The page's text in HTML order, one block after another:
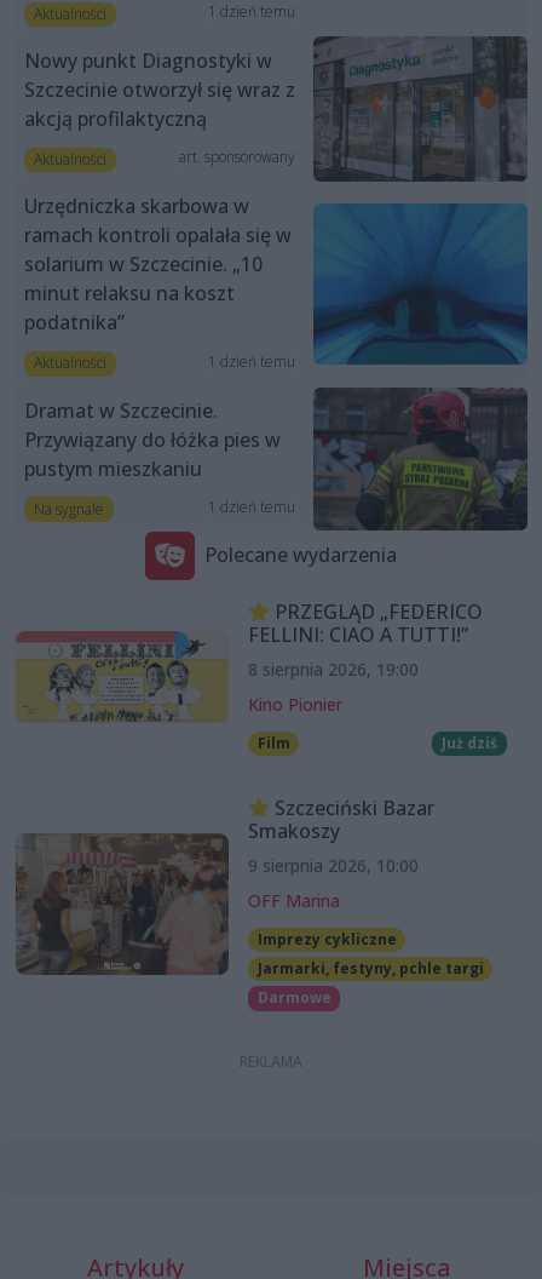
Aktualności 1 dzień temu
Nowy punkt Diagnostyki w
Szczecinie otworzył się wraz z
akcją profilaktyczną
Aktualności art. sponsorowany
Urzędniczka skarbowa w
ramach kontroli opalała się w
solarium w Szczecinie. „10
minut relaksu na koszt
podatnika”
Aktualności 1 dzień temu
Dramat w Szczecinie.
Przywiązany do łóżka pies w
pustym mieszkaniu
Na sygnale 1 dzień temu
Polecane wydarzenia
PRZEGLĄD „FEDERICO
FELLINI: CIAO A TUTTI!”
8 sierpnia 2026, 19:00
Kino Pionier
Film Już dziś
Szczeciński Bazar
Smakoszy
9 sierpnia 2026, 10:00
OFF Marina
Imprezy cykliczne
Jarmarki, festyny, pchle targi
Darmowe
Artykuły Miejsca